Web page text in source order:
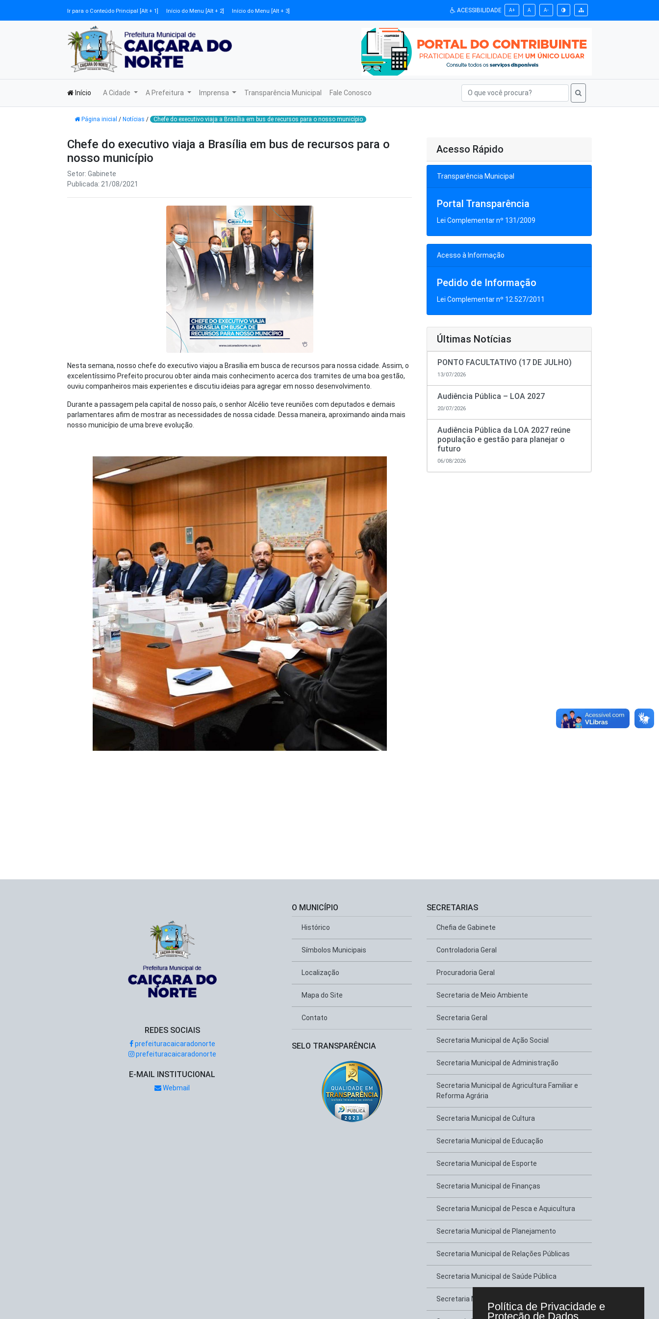
Ir para o Conteúdo Principal [Alt + 1] Início do Menu [Alt + 2] Início do Menu [Alt + 3] ACESSIBILIDADE A+ A A-
Início A Cidade A Prefeitura Imprensa Transparência Municipal Fale Conosco
Página inicial / Notícias / Chefe do executivo viaja a Brasília em bus de recursos para o nosso município
Chefe do executivo viaja a Brasília em bus de recursos para o
nosso município
Setor: Gabinete
Publicada: 21/08/2021
Nesta semana, nosso chefe do executivo viajou a Brasília em busca de recursos para nossa cidade. Assim, o
excelentíssimo Prefeito procurou obter ainda mais conhecimento acerca dos tramites de uma boa gestão,
ouviu companheiros mais experientes e discutiu ideias para agregar em nosso desenvolvimento.
Durante a passagem pela capital de nosso país, o senhor Alcélio teve reuniões com deputados e demais
parlamentares afim de mostrar as necessidades de nossa cidade. Dessa maneira, aproximando ainda mais
nosso município de uma breve evolução.
Acesso Rápido
Transparência Municipal
Portal Transparência
Lei Complementar nº 131/2009
Acesso à Informação
Pedido de Informação
Lei Complementar nº 12.527/2011
Últimas Notícias
PONTO FACULTATIVO (17 DE JULHO)
13/07/2026
Audiência Pública – LOA 2027
20/07/2026
Audiência Pública da LOA 2027 reúne
população e gestão para planejar o
futuro
06/08/2026
REDES SOCIAIS
prefeituracaicaradonorte
prefeituracaicaradonorte
E-MAIL INSTITUCIONAL
Webmail
O MUNICÍPIO
Histórico
Símbolos Municipais
Localização
Mapa do Site
Contato
SELO TRANSPARÊNCIA
SECRETARIAS
Chefia de Gabinete
Controladoria Geral
Procuradoria Geral
Secretaria de Meio Ambiente
Secretaria Geral
Secretaria Municipal de Ação Social
Secretaria Municipal de Administração
Secretaria Municipal de Agricultura Familiar e
Reforma Agrária
Secretaria Municipal de Cultura
Secretaria Municipal de Educação
Secretaria Municipal de Esporte
Secretaria Municipal de Finanças
Secretaria Municipal de Pesca e Aquicultura
Secretaria Municipal de Planejamento
Secretaria Municipal de Relações Públicas
Secretaria Municipal de Saúde Pública
Secretaria Municipal de Serviços Urbanos
Política de Privacidade e
Proteção de Dados.